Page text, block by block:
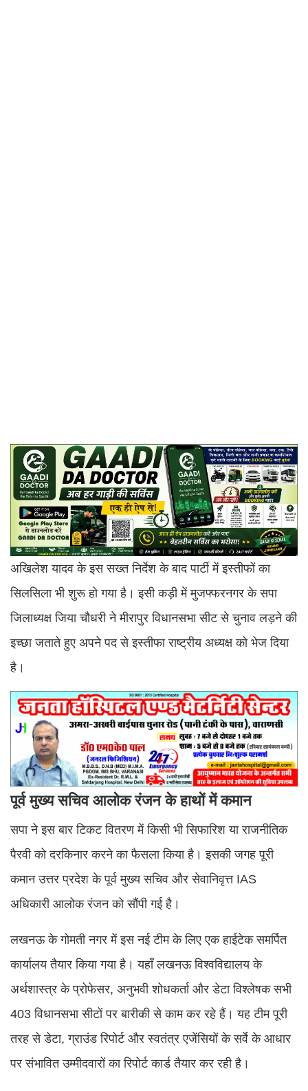
अखिलेश यादव के इस सख्त निर्देश के बाद पार्टी में इस्तीफों का
सिलसिला भी शुरू हो गया है। इसी कड़ी में मुजफ्फरनगर के सपा
जिलाध्यक्ष जिया चौधरी ने मीरापुर विधानसभा सीट से चुनाव लड़ने की
इच्छा जताते हुए अपने पद से इस्तीफा राष्ट्रीय अध्यक्ष को भेज दिया
है।
पूर्व मुख्य सचिव आलोक रंजन के हाथों में कमान
सपा ने इस बार टिकट वितरण में किसी भी सिफारिश या राजनीतिक
पैरवी को दरकिनार करने का फैसला किया है। इसकी जगह पूरी
कमान उत्तर प्रदेश के पूर्व मुख्य सचिव और सेवानिवृत्त IAS
अधिकारी आलोक रंजन को सौंपी गई है।
लखनऊ के गोमती नगर में इस नई टीम के लिए एक हाईटेक समर्पित
कार्यालय तैयार किया गया है। यहाँ लखनऊ विश्वविद्यालय के
अर्थशास्त्र के प्रोफेसर, अनुभवी शोधकर्ता और डेटा विश्लेषक सभी
403 विधानसभा सीटों पर बारीकी से काम कर रहे हैं। यह टीम पूरी
तरह से डेटा, ग्राउंड रिपोर्ट और स्वतंत्र एजेंसियों के सर्वे के आधार
पर संभावित उम्मीदवारों का रिपोर्ट कार्ड तैयार कर रही है।